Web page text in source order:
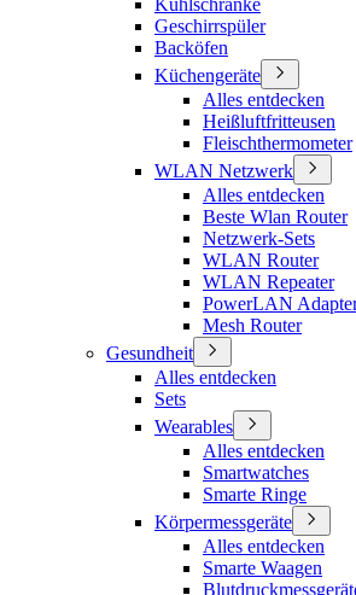
Kühlschränke
Geschirrspüler
Backöfen
Küchengeräte
Alles entdecken
Heißluftfritteusen
Fleischthermometer
WLAN Netzwerk
Alles entdecken
Beste Wlan Router
Netzwerk-Sets
WLAN Router
WLAN Repeater
PowerLAN
Mesh Router
Gesundheit
Alles entdecken
Sets
Wearables
Alles entdecken
Smartwatches
Smarte Ringe
Körpermessgeräte
Alles entdecken
Smarte Waagen